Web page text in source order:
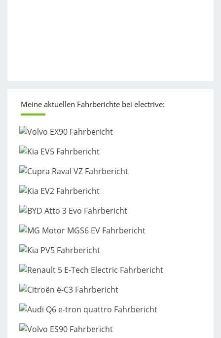
Meine aktuellen Fahrberichte bei electrive: